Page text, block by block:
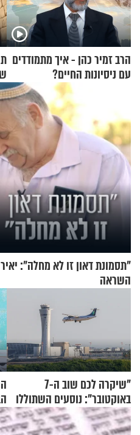
הרב זמיר כהן - איך מתמודדים
עם ניסיונות החיים?
"תסמונת דאון זו לא מחלה":
השראה
"שיקרה לכם שוב ה-7
באוקטובר": נוסעים השתוללו
בטיסה לפרנקפורט ונעצרו
לאחר שתקפו שוטרים